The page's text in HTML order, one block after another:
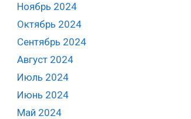
Ноябрь 2024
Октябрь 2024
Сентябрь 2024
Август 2024
Июль 2024
Июнь 2024
Май 2024